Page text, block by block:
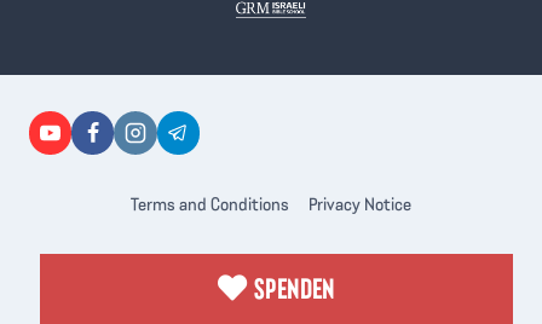
Terms and Conditions Privacy Notice
SPENDEN